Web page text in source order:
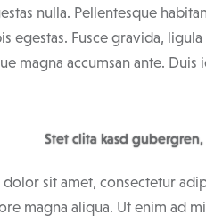
nulla. Pellentesque
egestas. Fusce gravida,
magna accumsan ante.
Stet clita kasd
dolor sit amet, consectetur
magna aliqua. Ut enim ad